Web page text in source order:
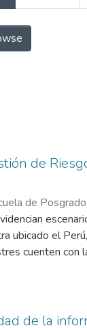
de
de Posgrado
ubicado el
cuenten con
de
del cual se
de la